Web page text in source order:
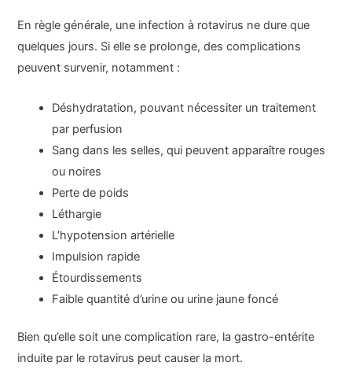
En règle générale, une infection à rotavirus ne dure que
quelques jours. Si elle se prolonge, des complications
peuvent survenir, notamment :
Déshydratation, pouvant nécessiter un traitement
par perfusion
Sang dans les selles, qui peuvent apparaître rouges
ou noires
Perte de poids
Léthargie
L’hypotension artérielle
Impulsion rapide
Étourdissements
Faible quantité d’urine ou urine jaune foncé
Bien qu’elle soit une complication rare, la gastro-entérite
induite par le rotavirus peut causer la mort.